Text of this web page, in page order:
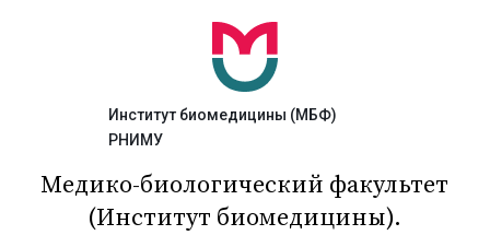
Институт биомедицины (МБФ)
РНИМУ
Медико-биологический факультет
(Институт биомедицины).